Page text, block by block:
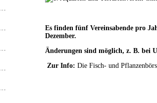
Es finden fünf Vereinsabende pro
Dezember.
Änderungen sind möglich, z. B. bei
Zur Info: Die Fisch- und